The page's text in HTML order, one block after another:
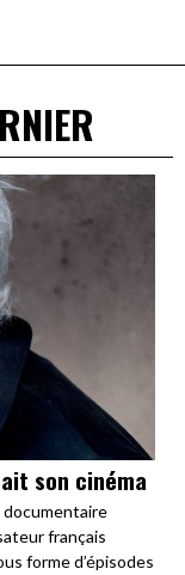
son cinéma
français
forme d’épisodes